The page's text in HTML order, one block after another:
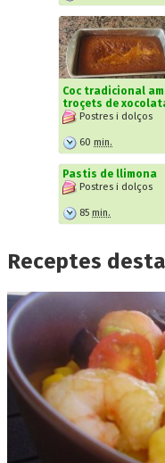
Coc tradicional
troçets de
Postres i dolços
60 min.
Pastis de llimona
Postres i dolços
85 min.
Receptes